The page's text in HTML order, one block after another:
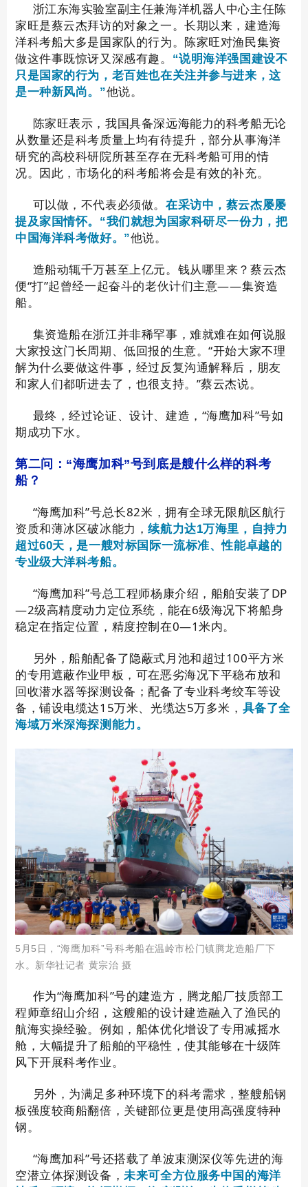
浙江东海实验室副主任兼海洋机器人中心主任陈
家旺是蔡云杰拜访的对象之一。长期以来，建造海
洋科考船大多是国家队的行为。陈家旺对渔民集资
做这件事既惊讶又深感有趣。
“说明海洋强国建设不
只是国家的行为，老百姓也在关注并参与进来，这
是一种新风尚。”他说。
陈家旺表示，我国具备深远海能力的科考船无论
从数量还是科考质量上均有待提升，部分从事海洋
研究的高校科研院所甚至存在无科考船可用的情
况。因此，市场化的科考船将会是有效的补充。
可以做，不代表必须做。
在采访中，蔡云杰屡屡
提及家国情怀。“我们就想为国家科研尽一份力，把
中国海洋科考做好。”他说。
造船动辄千万甚至上亿元。钱从哪里来？蔡云杰
便“打”起曾经一起奋斗的老伙计们主意——集资造
船。
集资造船在浙江并非稀罕事，难就难在如何说服
大家投这门长周期、低回报的生意。“开始大家不理
解为什么要做这件事，经过反复沟通解释后，朋友
和家人们都听进去了，也很支持。”蔡云杰说。
最终，经过论证、设计、建造，“海鹰加科”号如
期成功下水。
第二问：“海鹰加科”号到底是艘什么样的科考
船？
“海鹰加科”号总长82米，拥有全球无限航区航行
资质和薄冰区破冰能力，续航力达1万海里，自持力
超过60天，是一艘对标国际一流标准、性能卓越的
专业级大洋科考船。
“海鹰加科”号总工程师杨康介绍，船舶安装了DP
—2级高精度动力定位系统，能在6级海况下将船身
稳定在指定位置，精度控制在0—1米内。
另外，船舶配备了隐蔽式月池和超过100平方米
的专用遮蔽作业甲板，可在恶劣海况下平稳布放和
回收潜水器等探测设备；配备了专业科考绞车等设
备，铺设电缆达15万米、光缆达5万多米， 具备了全
海域万米深海探测能力。
5月5日，“海鹰加科”号科考船在温岭市松门镇腾龙造船厂下
水。 新华社记者 黄宗治 摄
作为“海鹰加科”号的建造方，腾龙船厂技质部工
程师章绍山介绍，这艘船的设计建造融入了渔民的
航海实操经验。例如，船体优化增设了专用减摇水
舱，大幅提升了船舶的平稳性，使其能够在十级阵
风下开展科考作业。
另外，为满足多种环境下的科考需求，整艘船钢
板强度较商船翻倍，关键部位更是使用高强度特种
钢。
“海鹰加科”号还搭载了单波束测深仪等先进的海
空潜立体探测设备，未来可全方位服务中国的海洋